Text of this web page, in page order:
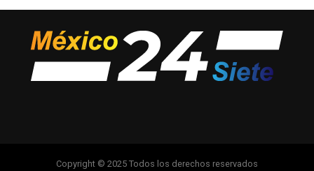
Copyright © 2025 Todos los derechos reservados